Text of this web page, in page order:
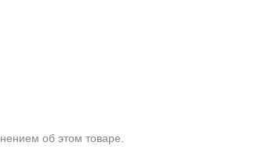
об этом товаре.